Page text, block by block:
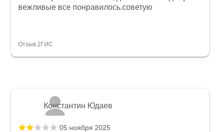
вежливые все понравилось.советую
Отзыв 2ГИС
Константин Юдаев
05 ноября 2025